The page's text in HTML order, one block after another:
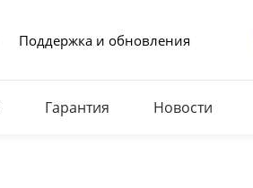
Поддержка и обновления
Гарантия Новости